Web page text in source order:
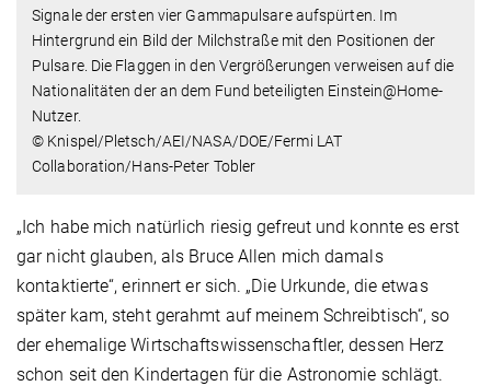
Signale der ersten vier Gammapulsare aufspürten. Im
Hintergrund ein Bild der Milchstraße mit den Positionen der
Pulsare. Die Flaggen in den Vergrößerungen verweisen auf die
Nationalitäten der an dem Fund beteiligten Einstein@Home-
Nutzer.
© Knispel/Pletsch/AEI/NASA/DOE/Fermi LAT
Collaboration/Hans-Peter Tobler
„Ich habe mich natürlich riesig gefreut und konnte es erst
gar nicht glauben, als Bruce Allen mich damals
kontaktierte“, erinnert er sich. „Die Urkunde, die etwas
später kam, steht gerahmt auf meinem Schreibtisch“, so
der ehemalige Wirtschaftswissenschaftler, dessen Herz
schon seit den Kindertagen für die Astronomie schlägt.